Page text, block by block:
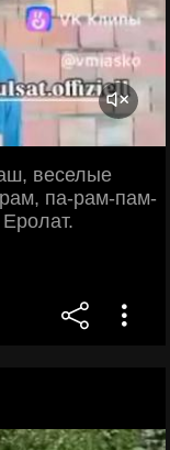
веселые
па-рам-пам-